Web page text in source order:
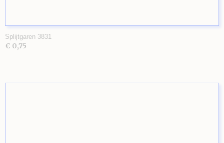
Splijtgaren 3831
€ 0,75